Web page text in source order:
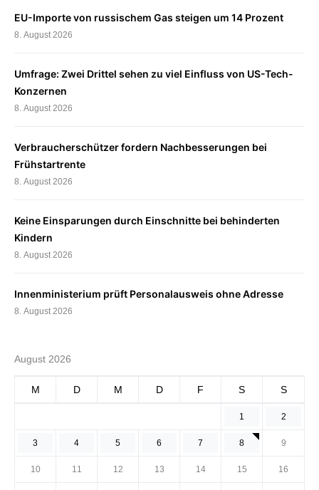
EU-Importe von russischem Gas steigen um 14 Prozent
8. August 2026
Umfrage: Zwei Drittel sehen zu viel Einfluss von US-Tech-
Konzernen
8. August 2026
Verbraucherschützer fordern Nachbesserungen bei
Frühstartrente
8. August 2026
Keine Einsparungen durch Einschnitte bei behinderten
Kindern
8. August 2026
Innenministerium prüft Personalausweis ohne Adresse
8. August 2026
August 2026
M D M D F S S
1 2
3 4 5 6 7 8 9
10 11 12 13 14 15 16